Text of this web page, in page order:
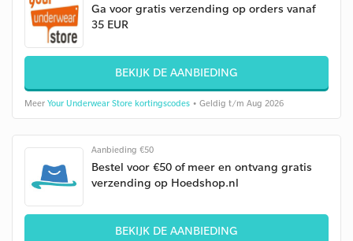
Ga voor gratis verzending op orders vanaf
35 EUR
BEKIJK DE AANBIEDING
Meer Your Underwear Store kortingscodes • Geldig t/m Aug 2026
Aanbieding €50
Bestel voor €50 of meer en ontvang gratis
verzending op Hoedshop.nl
BEKIJK DE AANBIEDING